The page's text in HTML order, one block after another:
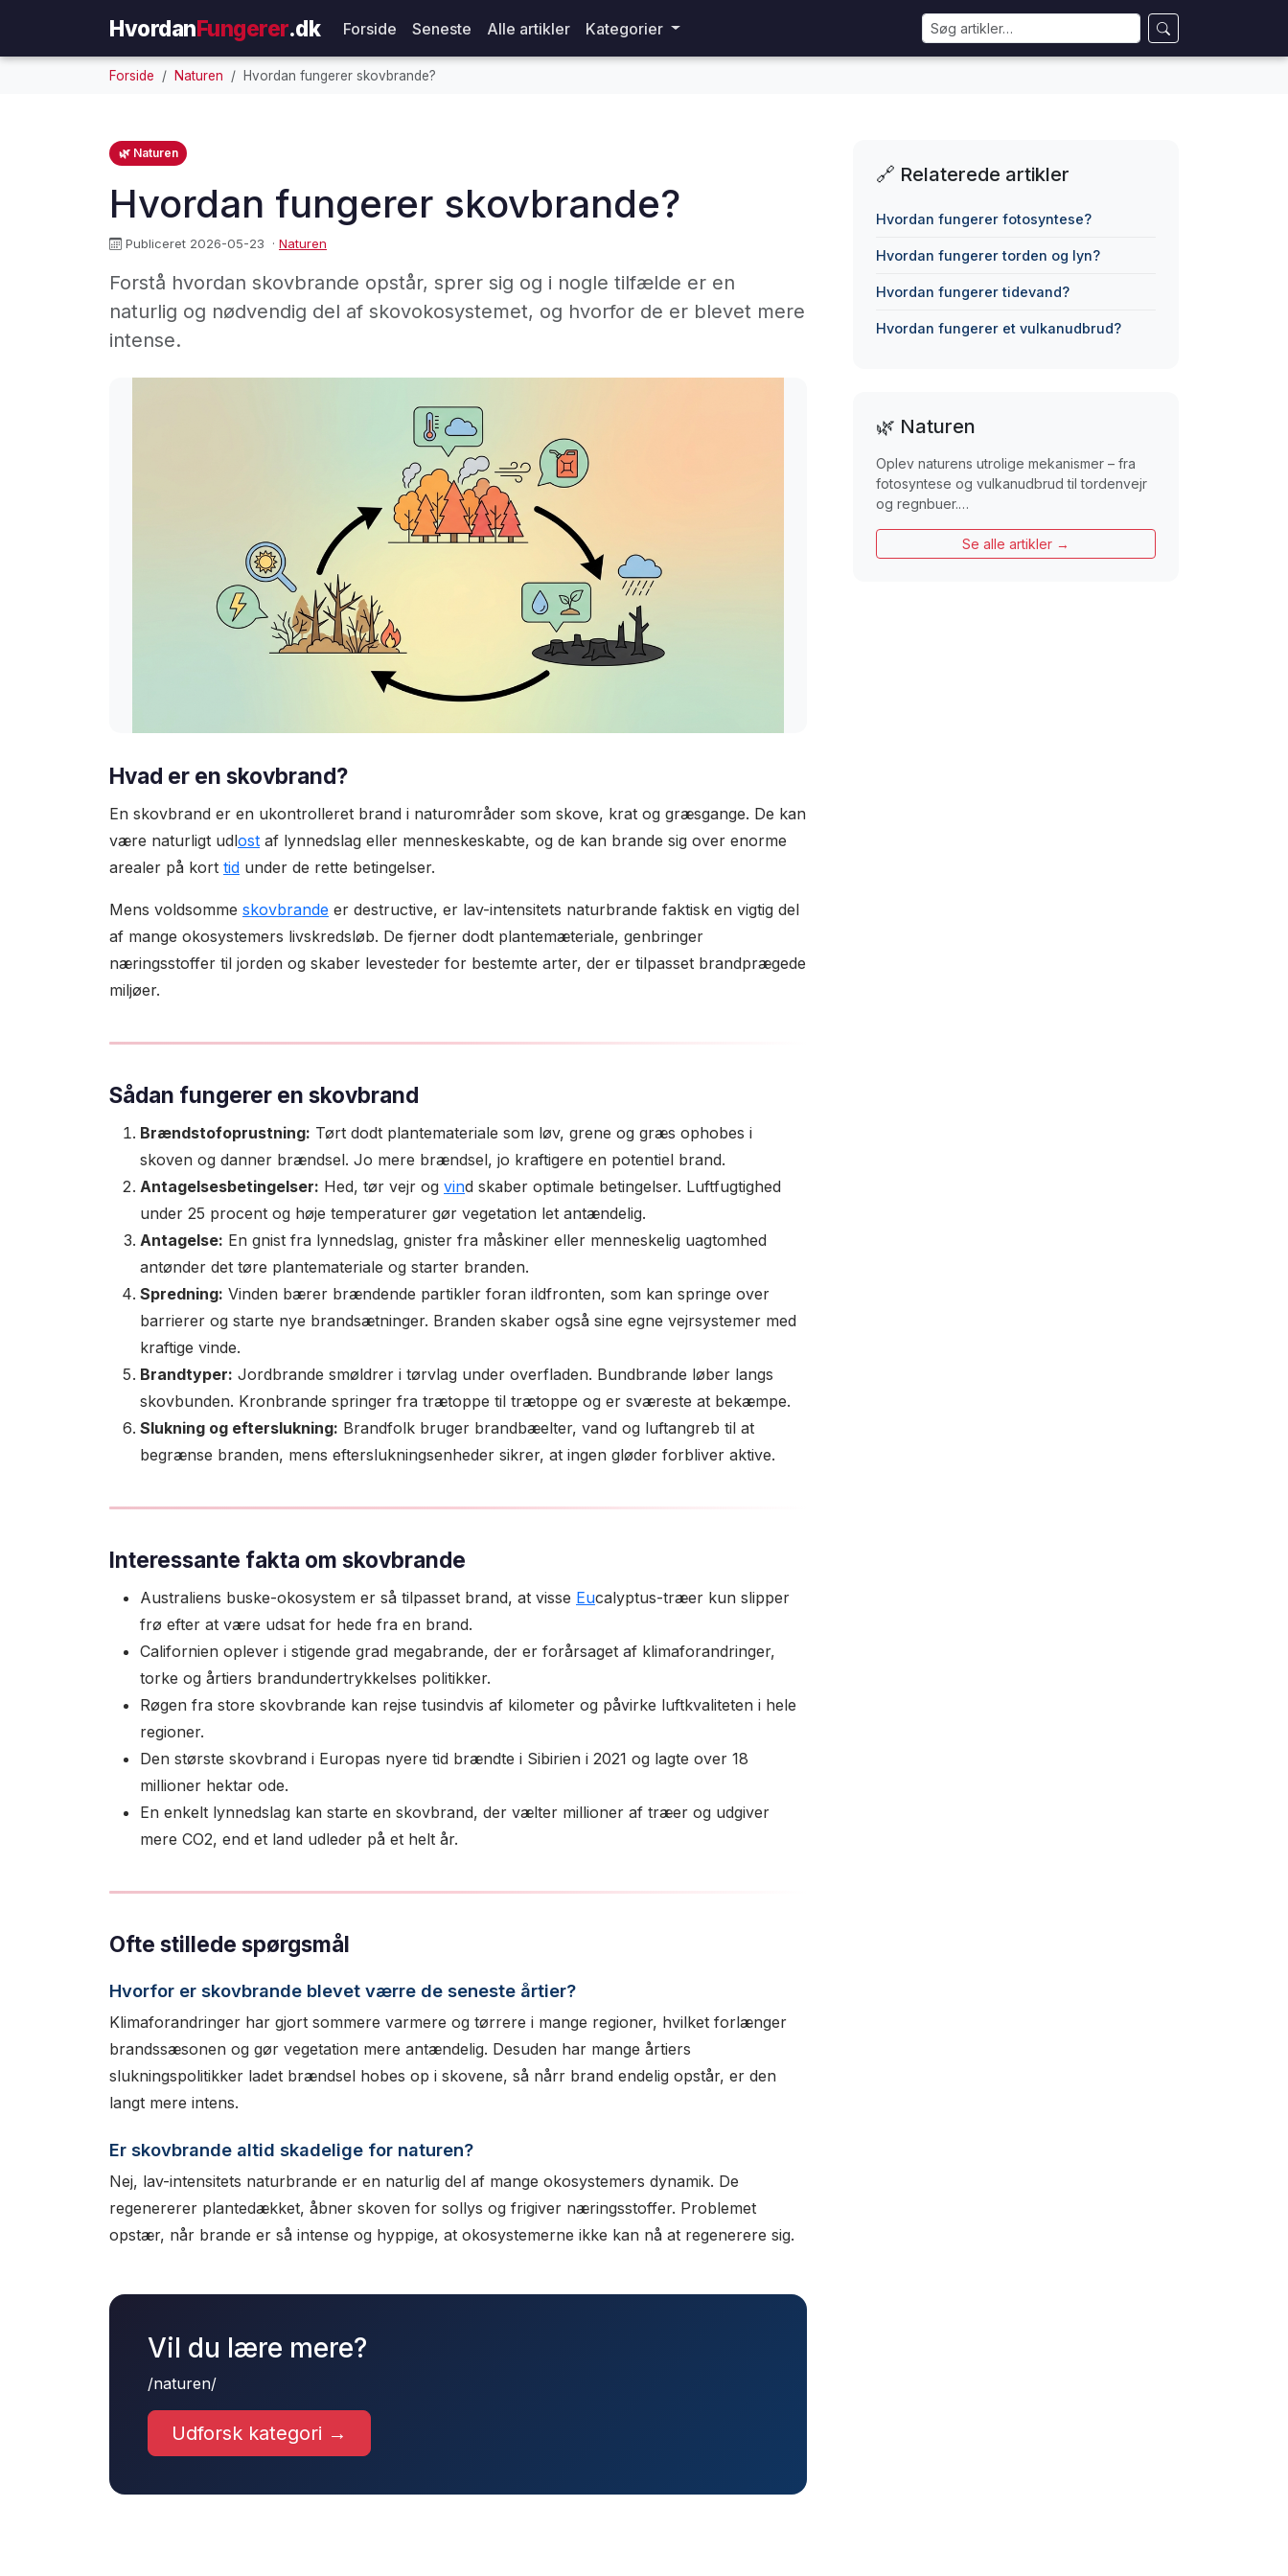
HvordanFungerer.dk Forside Seneste Alle artikler Kategorier
Forside Naturen Hvordan fungerer skovbrande?
🌿 Naturen
Hvordan fungerer skovbrande?
Publiceret 2026-05-23 · Naturen
Forstå hvordan skovbrande opstår, sprer sig og i nogle tilfælde er en
naturlig og nødvendig del af skovokosystemet, og hvorfor de er blevet mere
intense.
Hvad er en skovbrand?
En skovbrand er en ukontrolleret brand i naturområder som skove, krat og græsgange. De kan
være naturligt udlost af lynnedslag eller menneskeskabte, og de kan brande sig over enorme
arealer på kort tid under de rette betingelser.
Mens voldsomme skovbrande er destructive, er lav-intensitets naturbrande faktisk en vigtig del
af mange okosystemers livskredsløb. De fjerner dodt plantemæteriale, genbringer
næringsstoffer til jorden og skaber levesteder for bestemte arter, der er tilpasset brandprægede
miljøer.
Sådan fungerer en skovbrand
Brændstofoprustning: Tørt dodt plantemateriale som løv, grene og græs ophobes i
skoven og danner brændsel. Jo mere brændsel, jo kraftigere en potentiel brand.
Antagelsesbetingelser: Hed, tør vejr og vind skaber optimale betingelser. Luftfugtighed
under 25 procent og høje temperaturer gør vegetation let antændelig.
Antagelse: En gnist fra lynnedslag, gnister fra måskiner eller menneskelig uagtomhed
antønder det tøre plantemateriale og starter branden.
Spredning: Vinden bærer brændende partikler foran ildfronten, som kan springe over
barrierer og starte nye brandsætninger. Branden skaber også sine egne vejrsystemer med
kraftige vinde.
Brandtyper: Jordbrande smøldrer i tørvlag under overfladen. Bundbrande løber langs
skovbunden. Kronbrande springer fra trætoppe til trætoppe og er sværeste at bekæmpe.
Slukning og efterslukning: Brandfolk bruger brandbæelter, vand og luftangreb til at
begrænse branden, mens efterslukningsenheder sikrer, at ingen gløder forbliver aktive.
Interessante fakta om skovbrande
Australiens buske-okosystem er så tilpasset brand, at visse Eucalyptus-træer kun slipper
frø efter at være udsat for hede fra en brand.
Californien oplever i stigende grad megabrande, der er forårsaget af klimaforandringer,
torke og årtiers brandundertrykkelses politikker.
Røgen fra store skovbrande kan rejse tusindvis af kilometer og påvirke luftkvaliteten i hele
regioner.
Den største skovbrand i Europas nyere tid brændte i Sibirien i 2021 og lagte over 18
millioner hektar ode.
En enkelt lynnedslag kan starte en skovbrand, der vælter millioner af træer og udgiver
mere CO2, end et land udleder på et helt år.
Ofte stillede spørgsmål
Hvorfor er skovbrande blevet værre de seneste årtier?
Klimaforandringer har gjort sommere varmere og tørrere i mange regioner, hvilket forlænger
brandssæsonen og gør vegetation mere antændelig. Desuden har mange årtiers
slukningspolitikker ladet brændsel hobes op i skovene, så nårr brand endelig opstår, er den
langt mere intens.
Er skovbrande altid skadelige for naturen?
Nej, lav-intensitets naturbrande er en naturlig del af mange okosystemers dynamik. De
regenererer plantedækket, åbner skoven for sollys og frigiver næringsstoffer. Problemet
opstær, når brande er så intense og hyppige, at okosystemerne ikke kan nå at regenerere sig.
Vil du lære mere?
/naturen/
Udforsk kategori →
🔗 Relaterede artikler
Hvordan fungerer fotosyntese?
Hvordan fungerer torden og lyn?
Hvordan fungerer tidevand?
Hvordan fungerer et vulkanudbrud?
🌿 Naturen
Oplev naturens utrolige mekanismer – fra
fotosyntese og vulkanudbrud til tordenvejr
og regnbuer.…
Se alle artikler →